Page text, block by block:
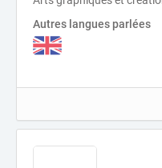
Autres langues parlées